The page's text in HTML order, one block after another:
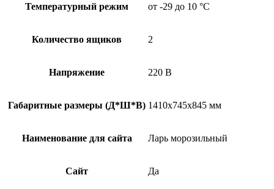
Температурный режим от -29 до 10 °С
Количество ящиков 2
Напряжение 220 В
Габаритные размеры (Д*Ш*В) 1410х745х845 мм
Наименование для сайта Ларь морозильный
Сайт Да